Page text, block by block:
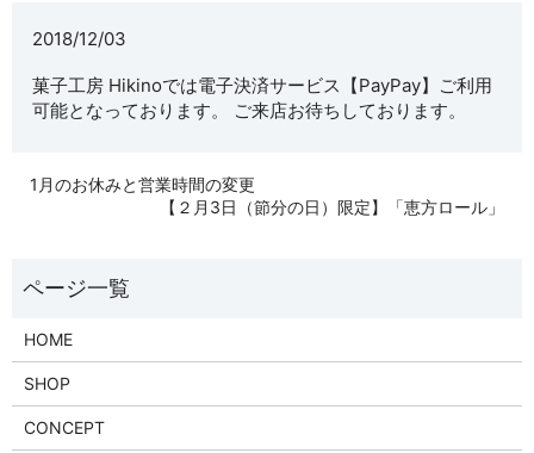
2018/12/03
菓子工房 Hikinoでは電子決済サービス【PayPay】ご利用
可能となっております。 ご来店お待ちしております。
1月のお休みと営業時間の変更
【２月3日（節分の日）限定】「恵方ロール」
HOME
SHOP
CONCEPT